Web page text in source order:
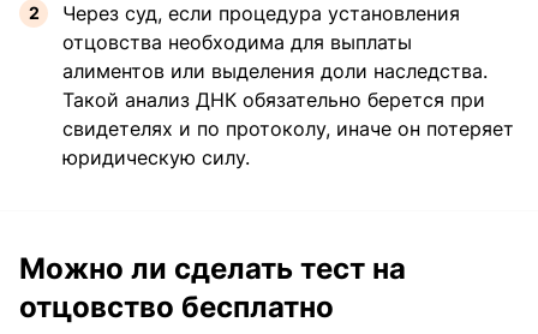
Через суд, если процедура установления
отцовства необходима для выплаты
алиментов или выделения доли наследства.
Такой анализ ДНК обязательно берется при
свидетелях и по протоколу, иначе он потеряет
юридическую силу.
Можно ли сделать тест на
отцовство бесплатно